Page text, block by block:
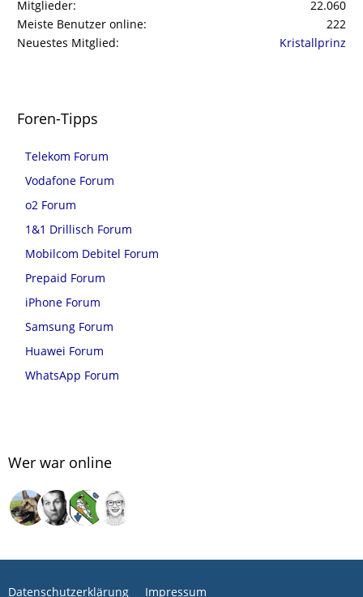
Mitglieder
22.060
Meiste Benutzer online
222
Neuestes Mitglied
Kristallprinz
Foren-Tipps
Telekom Forum
Vodafone Forum
o2 Forum
1&1 Drillisch Forum
Mobilcom Debitel Forum
Prepaid Forum
iPhone Forum
Samsung Forum
Huawei Forum
WhatsApp Forum
Wer war online
Datenschutzerklärung Impressum